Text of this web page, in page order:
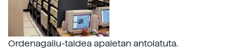
Ordenagailu-taldea apaletan antolatuta.